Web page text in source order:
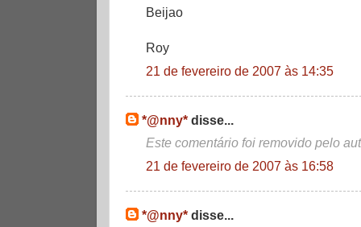
Beijao
Roy
21 de fevereiro de 2007 às 14:35
*@nny* disse...
Este comentário foi removido pelo
21 de fevereiro de 2007 às 16:58
*@nny* disse...